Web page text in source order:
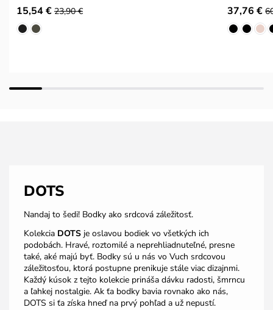
15,54 € 23,90 € 37,76 €
DOTS
Nandaj to šedi! Bodky ako srdcová záležitosť.
Kolekcia DOTS je oslavou bodiek vo všetkých ich
podobách. Hravé, roztomilé a neprehliadnuteľné, presne
také, aké majú byť. Bodky sú u nás vo Vuch srdcovou
záležitosťou, ktorá postupne prenikuje stále viac dizajnmi.
Každý kúsok z tejto kolekcie prináša dávku radosti, šmrncu
a ľahkej nostalgie. Ak ťa bodky bavia rovnako ako nás,
DOTS si ťa získa hneď na prvý pohľad a už nepustí.